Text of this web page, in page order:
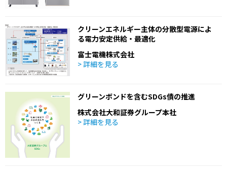
クリーンエネルギー主体の分散型電源によ
る電力安定供給・最適化
富士電機株式会社
> 詳細を見る
グリーンボンドを含むSDGs債の推進
株式会社大和証券グループ本社
> 詳細を見る